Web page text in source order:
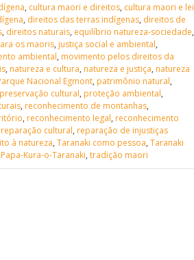
, cultura maori e direitos, cultura maori e lei
, direitos das terras indígenas, direitos de
, direitos naturais, equilíbrio natureza-sociedade,
os maoris, justiça social e ambiental,
ambiental, movimento pelos direitos da
, natureza e cultura, natureza e justiça, natureza
Nacional Egmont, patrimônio natural,
preservação cultural, proteção ambiental,
, reconhecimento de montanhas,
, reconhecimento legal, reconhecimento
reparação cultural, reparação de injustiças
à natureza, Taranaki como pessoa, Taranaki
Kura-o-Taranaki, tradição maori